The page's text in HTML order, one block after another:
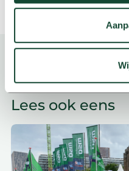
op specifieke
Lees meer over hoe uw
verwerkt en stel uw
intrekken in de
op wat jij interessant
functies mogelijk en zien
kunnen maken. We delen
Lees ook eens